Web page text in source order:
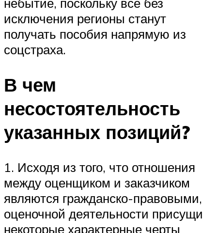
исключения регионы станут
получать пособия напрямую из
соцстраха.
В чем
несостоятельность
указанных позиций?
1. Исходя из того, что отношения
между оценщиком и заказчиком
являются гражданско-правовыми,
оценочной деятельности присущи
некоторые характерные черты